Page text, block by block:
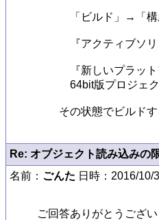
「ビルド」→「構成
『アクティブソリュ
『新しいプラットフ
64bit版プロジェク
その状態でビルドす
Re: オブジェクト読み込みの
名前： ごんた 日時：2016/10/
ご回答ありがとうござい